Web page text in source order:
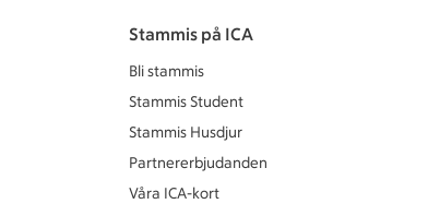
Stammis på ICA
Bli stammis
Stammis Student
Stammis Husdjur
Partnererbjudanden
Våra ICA-kort